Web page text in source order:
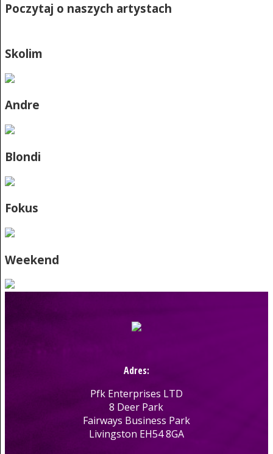
Poczytaj o naszych artystach
Skolim
Andre
Blondi
Fokus
Weekend
Adres:
Pfk Enterprises LTD
8 Deer Park
Fairways Business Park
Livingston EH54 8GA